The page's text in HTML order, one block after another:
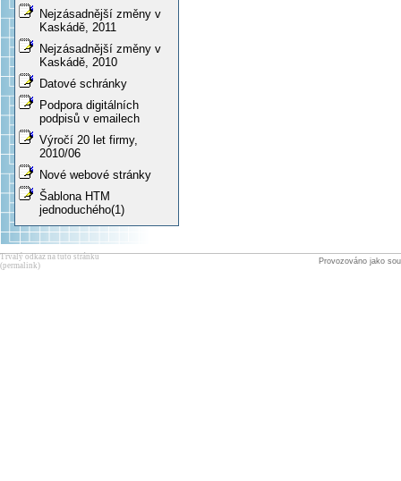
Nejzásadnější změny v
Kaskádě, 2011
Nejzásadnější změny v
Kaskádě, 2010
Datové schránky
Podpora digitálních
podpisů v emailech
Výročí 20 let firmy,
2010/06
Nové webové stránky
Šablona HTM
jednoduchého(1)
Provozováno jako
Trvalý odkaz na tuto stránku
(permalink)